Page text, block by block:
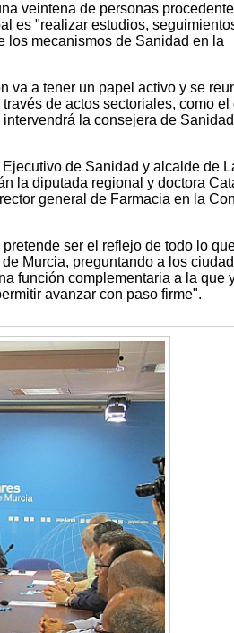
veintena de personas
es "realizar estudios,
los mecanismos de Sanidad en la
va a tener un papel activo y se
de actos sectoriales, como el
la consejera de
de Sanidad y alcalde de
la diputada regional y doctora
general de Farmacia en la
ser el reflejo de todo lo
Murcia, preguntando a los
función complementaria a la que
avanzar con paso firme".